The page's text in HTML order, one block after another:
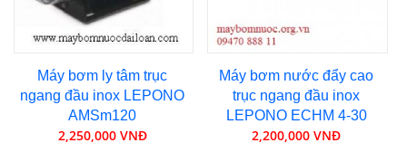
Máy bơm ly tâm trục
ngang đầu inox LEPONO
AMSm120
2,250,000 VNĐ
Máy bơm nước đẩy cao
trục ngang đầu inox
LEPONO ECHM 4-30
2,200,000 VNĐ